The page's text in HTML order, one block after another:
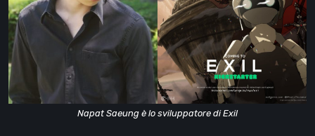
Napat Saeung è lo sviluppatore di Exil